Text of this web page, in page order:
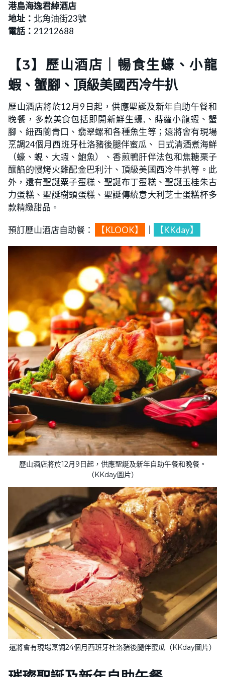
港島海逸君綽酒店
地址： 北角油街23號
電話： 21212688
【3】歷山酒店｜暢食生蠔、小龍
蝦、蟹腳、頂級美國西冷牛扒
歷山酒店將於12月9日起，供應聖誕及新年自助午餐和
晚餐，多款美食包括即開新鮮生蠔,、蒔蘿小龍蝦、蟹
腳、紐西蘭青口、翡翠螺和各種魚生等；還將會有現場
烹調24個月西班牙杜洛豬後腿伴蜜瓜、 日式清酒煮海鮮
（蠔、蜆、大蝦、鮑魚）、香煎鴨肝伴法包和焦糖栗子
釀餡的慢烤火雞配金巴利汁、頂級美國西冷牛扒等。此
外，還有聖誕粟子蛋糕、聖誕布丁蛋糕、聖誕玉桂朱古
力蛋糕、聖誕樹頭蛋糕、聖誕傳統意大利芝士蛋糕杯多
款精緻甜品。
預訂歷山酒店自助餐： 【KLOOK】 【KKday】
歷山酒店將於12月9日起，供應聖誕及新年自助午餐和晚餐。
（KKday圖片）
還將會有現場烹調24個月西班牙杜洛豬後腿伴蜜瓜（KKday圖片）